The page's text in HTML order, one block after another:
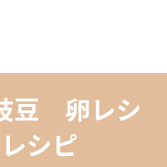
豆 卵レシ
シピ